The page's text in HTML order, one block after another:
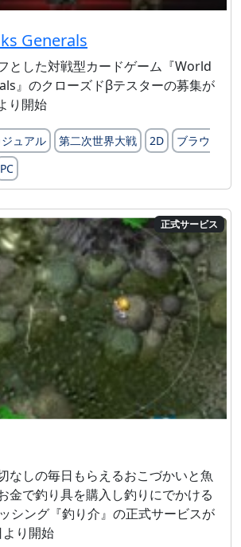
Generals
とした対戦型カードゲーム『World
』のクローズドβテスターの募集が
り開始
ュアル 第二次世界大戦 2D
ブラウ
PC
正式サービス
なしの毎日もらえるおこづかいと魚
金で釣り具を購入し釣りにでかける
シング『釣り介』の正式サービスが
り開始